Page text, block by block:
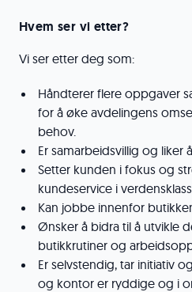
Hvem ser vi etter?
Vi ser etter deg som:
Håndterer flere oppgaver
for å øke avdelingens
behov.
Er samarbeidsvillig og
Setter kunden i fokus og
kundeservice i
Kan jobbe innenfor
Ønsker å bidra til å utvikle
butikkrutiner og
Er selvstendig, tar initiativ
og kontor er ryddige og i